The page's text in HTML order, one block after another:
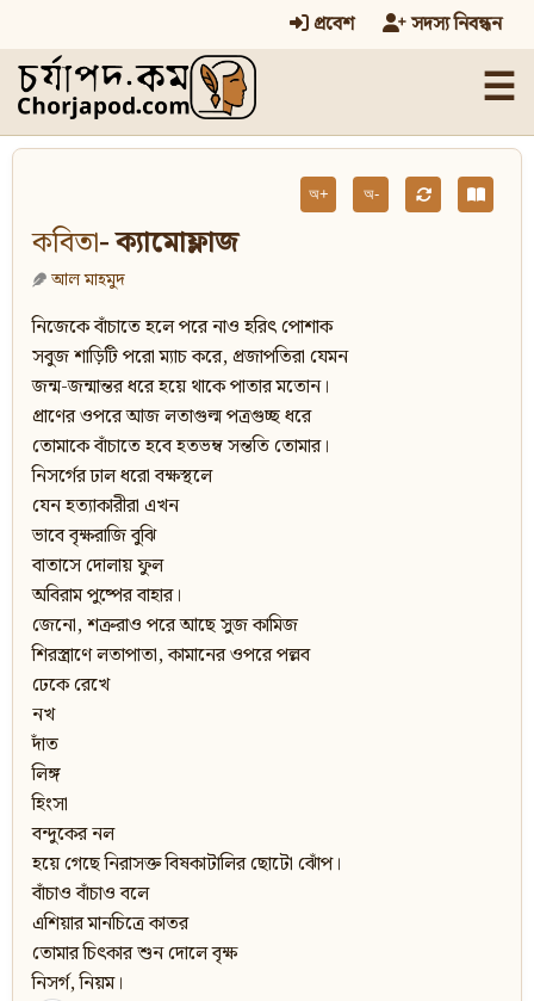
প্রবেশ সদস্য নিবন্ধন
☰
অ+ অ-
কবিতা- ক্যামোফ্লাজ
আল মাহমুদ
নিজেকে বাঁচাতে হলে পরে নাও হরিৎ পোশাক
সবুজ শাড়িটি পরো ম্যাচ করে, প্রজাপতিরা যেমন
জন্ম-জন্মান্তর ধরে হয়ে থাকে পাতার মতোন।
প্রাণের ওপরে আজ লতাগুল্ম পত্রগুচ্ছ ধরে
তোমাকে বাঁচাতে হবে হতভম্ব সন্ততি তোমার।
নিসর্গের ঢাল ধরো বক্ষস্থলে
যেন হত্যাকারীরা এখন
ভাবে বৃক্ষরাজি বুঝি
বাতাসে দোলায় ফুল
অবিরাম পুষ্পের বাহার।
জেনো, শত্রুরাও পরে আছে সুজ কামিজ
শিরস্ত্রাণে লতাপাতা, কামানের ওপরে পল্লব
ঢেকে রেখে
নখ
দাঁত
লিঙ্গ
হিংসা
বন্দুকের নল
হয়ে গেছে নিরাসক্ত বিষকাটালির ছোটো ঝোঁপ।
বাঁচাও বাঁচাও বলে
এশিয়ার মানচিত্রে কাতর
তোমার চিৎকার শুন দোলে বৃক্ষ
নিসর্গ, নিয়ম।